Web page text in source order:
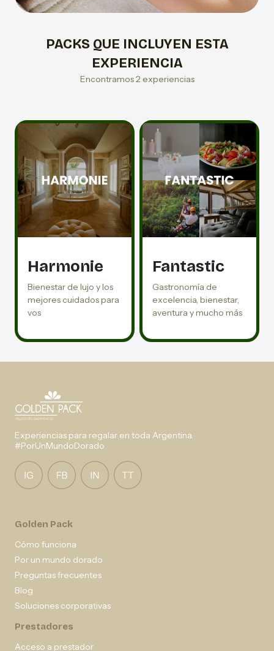
PACKS QUE INCLUYEN ESTA
EXPERIENCIA
Encontramos 2 experiencias
Harmonie
Bienestar de lujo y los
mejores cuidados para
vos
Fantastic
Gastronomía de
excelencia, bienestar,
aventura y mucho más
Experiencias para regalar en toda Argentina.
#PorUnMundoDorado
Golden Pack
Cómo funciona
Por un mundo dorado
Preguntas frecuentes
Blog
Soluciones corporativas
Prestadores
Acceso a prestador